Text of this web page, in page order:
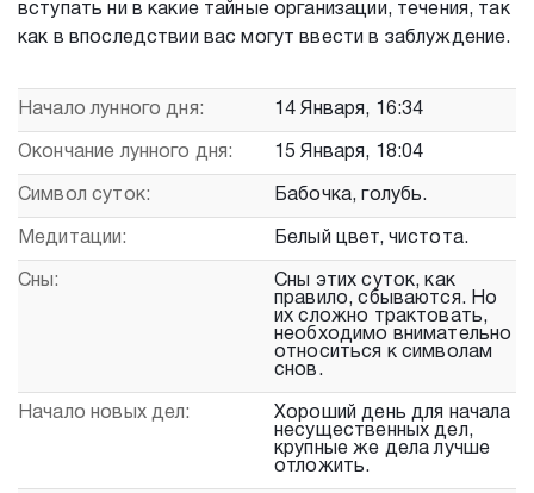
вступать ни в какие тайные организации, течения, так
как в впоследствии вас могут ввести в заблуждение.
Начало лунного дня: 14 Января, 16:34
Окончание лунного дня: 15 Января, 18:04
Символ суток: Бабочка, голубь.
Медитации: Белый цвет, чистота.
Сны:
Сны этих суток, как
правило, сбываются. Но
их сложно трактовать,
необходимо внимательно
относиться к символам
снов.
Начало новых дел:
Хороший день для начала
несущественных дел,
крупные же дела лучше
отложить.